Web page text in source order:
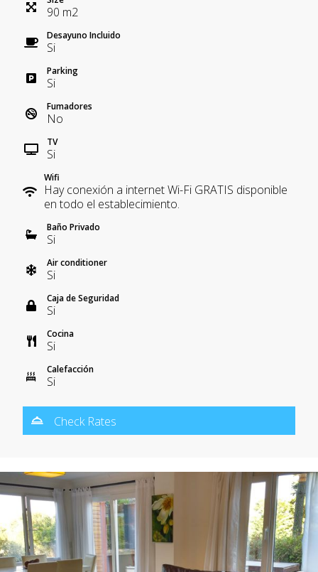
90 m2
Desayuno Incluido
Si
Parking
Si
Fumadores
No
TV
Si
Wifi
Hay conexión a internet Wi-Fi GRATIS disponible
en todo el establecimiento.
Baño Privado
Si
Air conditioner
Si
Caja de Seguridad
Si
Cocina
Si
Calefacción
Si
Check Rates